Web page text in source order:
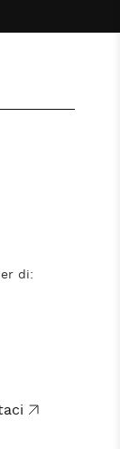
di: